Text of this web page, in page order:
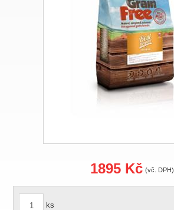
1895 Kč (vč. DPH)
ks